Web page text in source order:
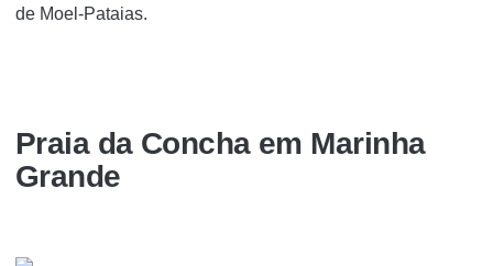
de Moel-Pataias.
Praia da Concha em Marinha
Grande